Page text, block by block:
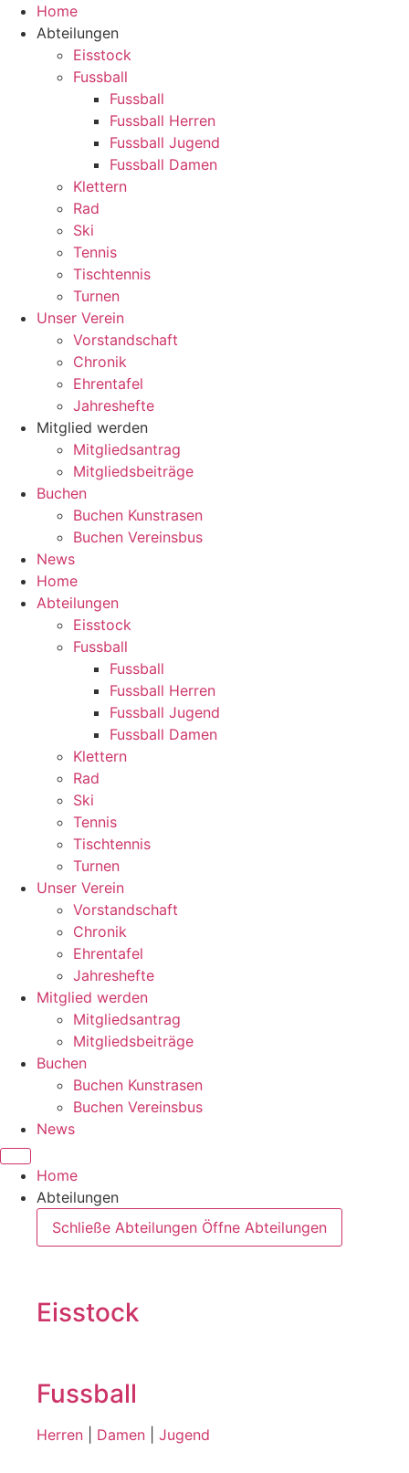
Zum
Inhalt
springen
Home
Abteilungen
Eisstock
Fussball
Fussball
Fussball Herren
Fussball Jugend
Fussball Damen
Klettern
Rad
Ski
Tennis
Tischtennis
Turnen
Unser Verein
Vorstandschaft
Chronik
Ehrentafel
Jahreshefte
Mitglied werden
Mitgliedsantrag
Mitgliedsbeiträge
Buchen
Buchen Kunstrasen
Buchen Vereinsbus
News
Home
Abteilungen
Eisstock
Fussball
Fussball
Fussball Herren
Fussball Jugend
Fussball Damen
Klettern
Rad
Ski
Tennis
Tischtennis
Turnen
Unser Verein
Vorstandschaft
Chronik
Ehrentafel
Jahreshefte
Mitglied werden
Mitgliedsantrag
Mitgliedsbeiträge
Buchen
Buchen Kunstrasen
Buchen Vereinsbus
News
Home
Abteilungen
Schließe Abteilungen Öffne Abteilungen
Eisstock
Fussball
Herren Damen Jugend